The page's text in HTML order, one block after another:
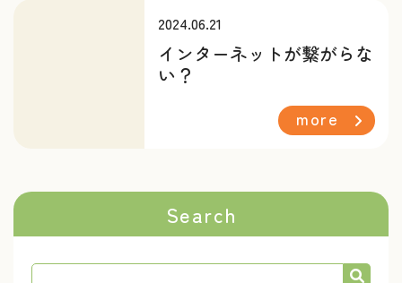
2024.06.21
インターネットが繋がらな
い？
more
Search